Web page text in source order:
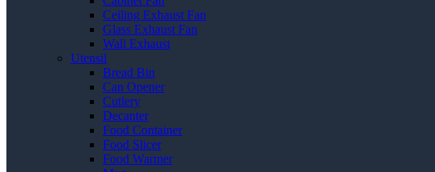
Ceiling Exhaust Fan
Glass Exhaust Fan
Wall Exhaust
Utensil
Bread Bin
Can Opener
Cutlery
Decanter
Food Container
Food Slicer
Food Warmer